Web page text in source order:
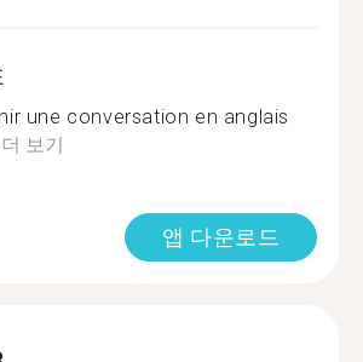
une conversation en anglais
더 보기
앱 다운로드